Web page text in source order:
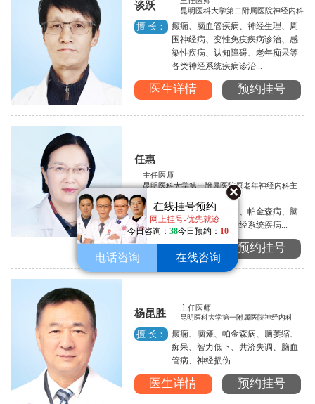
在线挂号预约
网上挂号-优先就诊
今日咨询： 38今日预约： 10
电话咨询 在线咨询
谈跃
昆明医科大学第二附属医院神经内科
擅 长：
癫痫、脑血管疾病、神经生理、周
围神经病、变性免疫疾病诊治、感
染性疾病、认知障碍、老年痴呆等
各类神经系统疾病诊治...
医生详情 预约挂号
任惠
主任医师
昆明医科大学第一附属医院原老年神经内科主
任
擅 长： 癫痫的诊断与治疗、帕金森病、脑
血管病以及各类神经系统疾病...
医生详情 预约挂号
杨昆胜 主任医师
昆明医科大学第一附属医院神经内科
擅 长：
癫痫、脑瘫、帕金森病、脑萎缩、
痴呆、智力低下、共济失调、脑血
管病、神经损伤...
医生详情 预约挂号